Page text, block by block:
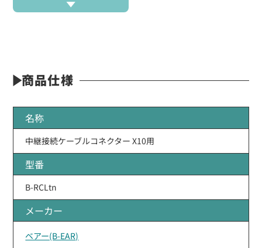
商品仕様
名称
中継接続ケーブルコネクター X10用
型番
B-RCLtn
メーカー
ベアー(B-EAR)